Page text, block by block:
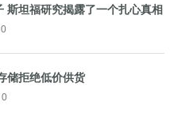
斯坦福研究揭露了一个扎心真相
0
储拒绝低价供货
0